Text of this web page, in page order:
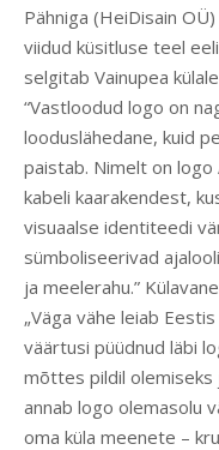
Pähniga (HeiDisain
viidud küsitluse teel
selgitab Vainupea
“Vastloodud logo on
looduslähedane, kuid
paistab. Nimelt on
kabeli kaarakendest,
visuaalse identiteedi
sümboliseerivad
ja meelerahu.”
„Väga vähe leiab
väärtusi püüdnud läbi
mõttes pildil olemiseks
annab logo olemasolu
oma küla meenete –